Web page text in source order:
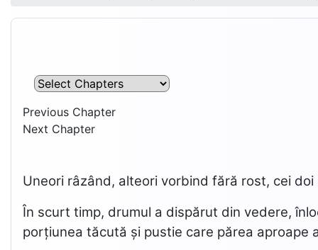
Previous Chapter
Next Chapter
Uneori râzând, alteori vorbind fără rost, cei
În scurt timp, drumul a dispărut din vedere,
porțiunea tăcută și pustie care părea aproape